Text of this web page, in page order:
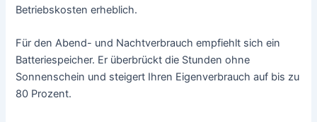
Betriebskosten erheblich.
Für den Abend- und Nachtverbrauch empfiehlt sich ein
Batteriespeicher. Er überbrückt die Stunden ohne
Sonnenschein und steigert Ihren Eigenverbrauch auf bis zu
80 Prozent.